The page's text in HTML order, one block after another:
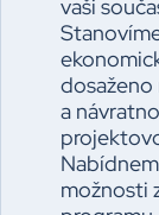
vaši
a
možnosti